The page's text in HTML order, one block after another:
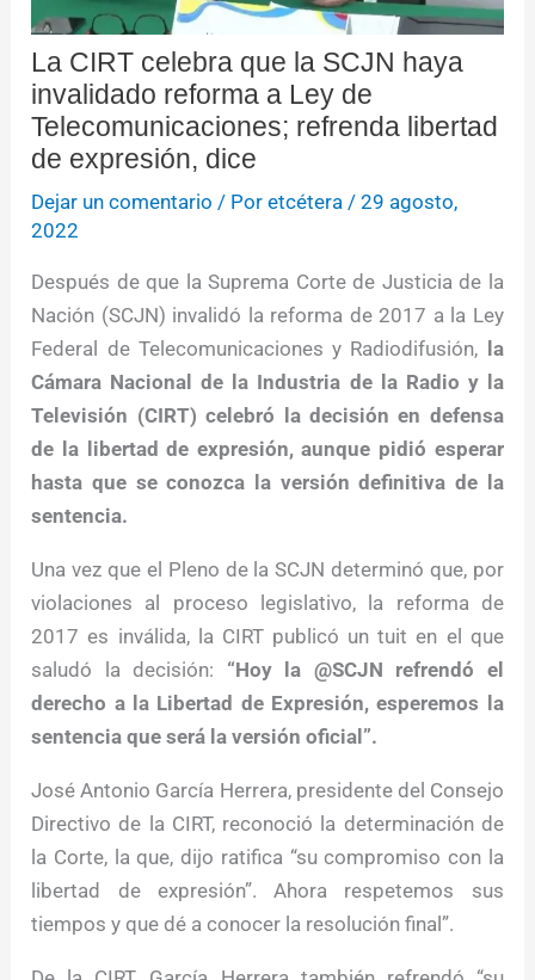
La CIRT celebra que la SCJN haya
invalidado reforma a Ley de
Telecomunicaciones; refrenda libertad
de expresión, dice
Dejar un comentario / Poretcétera /29 agosto,
2022
Después de que la Suprema Corte de Justicia de la
Nación (SCJN) invalidó la reforma de 2017 a la Ley
Federal de Telecomunicaciones y Radiodifusión,
la
Cámara Nacional de la Industria de la Radio y la
Televisión (CIRT) celebró la decisión en defensa
de la libertad de expresión, aunque pidió esperar
hasta que se conozca la versión definitiva de la
sentencia.
Una vez que el Pleno de la SCJN determinó que, por
violaciones al proceso legislativo, la reforma de
2017 es inválida, la CIRT publicó un tuit en el que
saludó la decisión: “Hoy la @SCJN refrendó el
derecho a la Libertad de Expresión, esperemos la
sentencia que será la versión oficial”.
José Antonio García Herrera, presidente del Consejo
Directivo de la CIRT, reconoció la determinación de
la Corte, la que, dijo ratifica “su compromiso con la
libertad de expresión”. Ahora respetemos sus
tiempos y que dé a conocer la resolución final”.